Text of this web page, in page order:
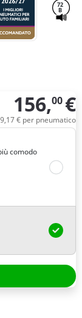
72
B
156,00 €
17€ per pneumatico
comodo